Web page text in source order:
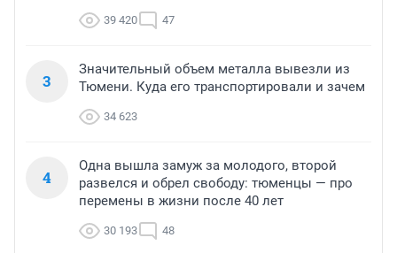
39 420 47
3
Значительный объем металла вывезли из
Тюмени. Куда его транспортировали и зачем
34 623
4
Одна вышла замуж за молодого, второй
развелся и обрел свободу: тюменцы — про
перемены в жизни после 40 лет
30 193 48